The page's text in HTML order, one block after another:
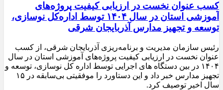
کسب عنوان نخست در ارزیابی کیفیت پروژه‌های
آموزشی استان در سال ۱۴۰۴ توسط اداره‌کل نوسازی،
توسعه و تجهیز مدارس آذربایجان شرقی
رئیس سازمان مدیریت و برنامه‌ریزی آذربایجان شرقی، از کسب
عنوان نخست در ارزیابی کیفیت پروژه‌های آموزشی استان در سال
۱۴۰۴ در بین دستگاه های اجرایی توسط اداره کل نوسازی، توسعه و
تجهیز مدارس خبر داد و این دستاورد را موفقیتی بی‌سابقه در ۱۵
سال اخیر توصیف کرد.